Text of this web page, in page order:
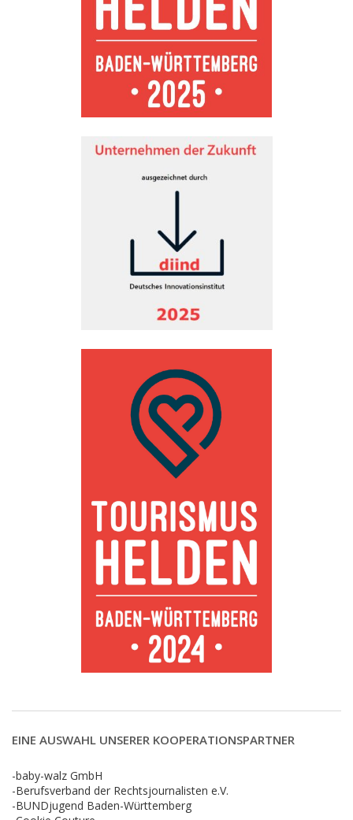
EINE AUSWAHL UNSERER KOOPERATIONSPARTNER
-baby-walz GmbH
-Berufsverband der Rechtsjournalisten e.V.
-BUNDjugend Baden-Württemberg